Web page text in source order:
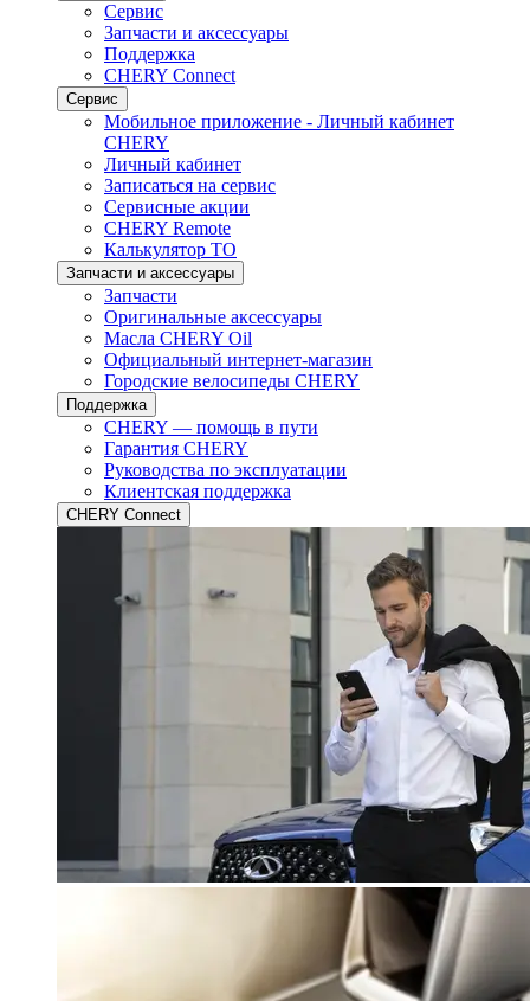
Сервис
Запчасти и аксессуары
Поддержка
CHERY Connect
Сервис
Мобильное приложение - Личный кабинет
CHERY
Личный кабинет
Записаться на сервис
Сервисные акции
CHERY Remote
Калькулятор ТО
Запчасти и аксессуары
Запчасти
Оригинальные аксессуары
Масла CHERY Oil
Официальный интернет-магазин
Городские велосипеды CHERY
Поддержка
CHERY — помощь в пути
Гарантия CHERY
Руководства по эксплуатации
Клиентская поддержка
CHERY Connect